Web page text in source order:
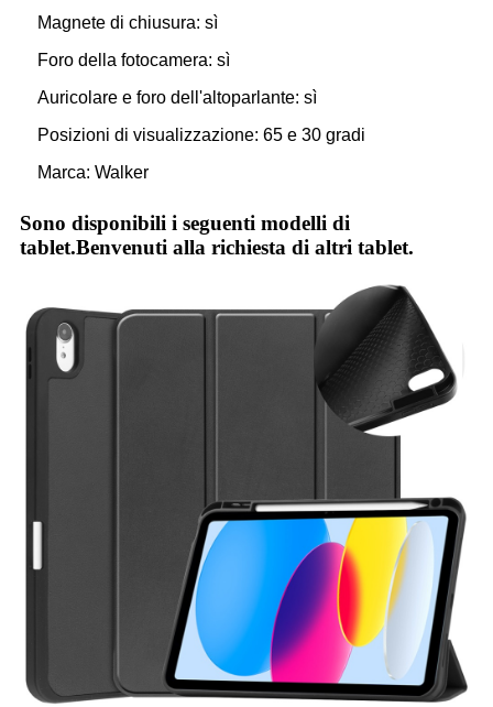
Magnete di chiusura: sì
Foro della fotocamera: sì
Auricolare e foro dell'altoparlante: sì
Posizioni di visualizzazione: 65 e 30 gradi
Marca: Walker
Sono disponibili i seguenti modelli di
tablet.Benvenuti alla richiesta di altri tablet.